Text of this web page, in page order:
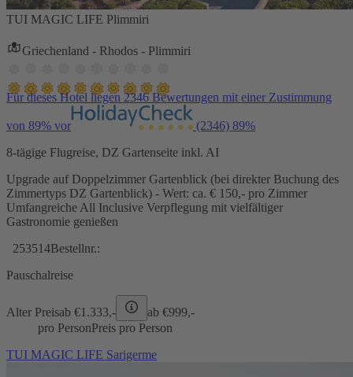
TUI MAGIC LIFE Plimmiri
Griechenland - Rhodos - Plimmiri
Für dieses Hotel liegen 2346 Bewertungen mit einer Zustimmung
von 89% vor (2346) 89%
8-tägige Flugreise, DZ Gartenseite inkl. AI
Upgrade auf Doppelzimmer Gartenblick (bei direkter Buchung des
Zimmertyps DZ Gartenblick) - Wert: ca. € 150,- pro Zimmer
Umfangreiche All Inclusive Verpflegung mit vielfältiger
Gastronomie genießen
253514Bestellnr.:
Pauschalreise
Alter Preisab €1.333,- ab €999,-
pro PersonPreis pro Person
TUI MAGIC LIFE Sarigerme